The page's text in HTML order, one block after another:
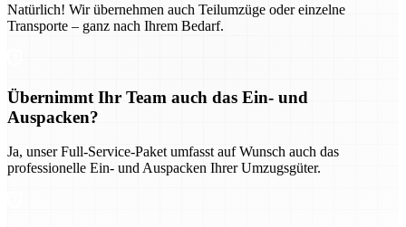
Natürlich! Wir übernehmen auch Teilumzüge oder einzelne
Transporte – ganz nach Ihrem Bedarf.
Übernimmt Ihr Team auch das Ein- und
Auspacken?
Ja, unser Full-Service-Paket umfasst auf Wunsch auch das
professionelle Ein- und Auspacken Ihrer Umzugsgüter.